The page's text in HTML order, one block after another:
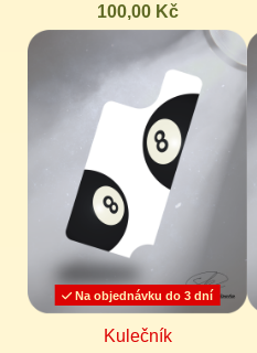
100,00 Kč
Na objednávku do 3 dní
Kulečník